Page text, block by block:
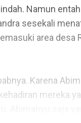
Namun
sesekali
area desa
Karena
mereka